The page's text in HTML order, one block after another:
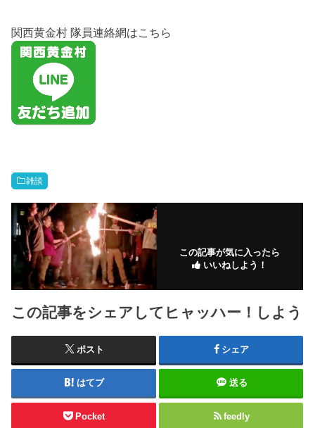
関西黄金村 隊員連絡網はこちら
雑談
この記事が気に入ったら
いいねしよう！
この記事をシェアしてヒャッハー！しよう
ポスト シェア
はてブ 送る
Pocket feedly